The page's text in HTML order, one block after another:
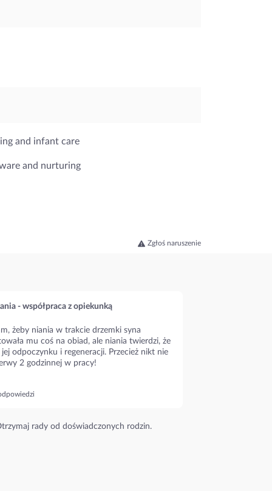
and infant care
and nurturing
Zgłoś naruszenie
- współpraca z opiekunką
żeby niania w trakcie drzemki syna
mu coś na obiad, ale niania twierdzi, że
odpoczynku i regeneracji. Przecież nikt nie
2 godzinnej w pracy!
rady od doświadczonych rodzin.